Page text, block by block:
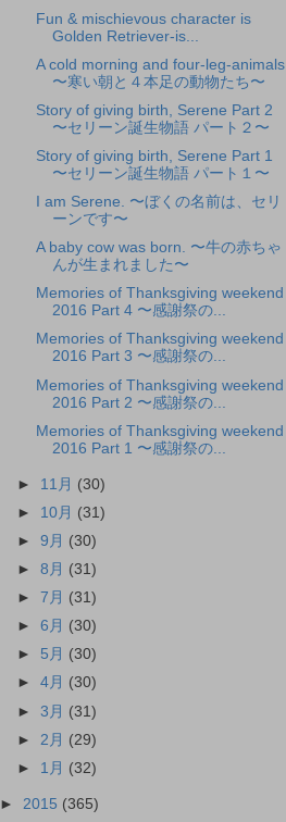
Fun & mischievous character is
Golden Retriever-is...
A cold morning and four-leg-animals
〜寒い朝と４本足の動物たち〜
Story of giving birth, Serene Part 2
〜セリーン誕生物語 パート２〜
Story of giving birth, Serene Part 1
〜セリーン誕生物語 パート１〜
I am Serene. 〜ぼくの名前は、セリ
ーンです〜
A baby cow was born. 〜牛の赤ちゃ
んが生まれました〜
Memories of Thanksgiving weekend
2016 Part 4 〜感謝祭の...
Memories of Thanksgiving weekend
2016 Part 3 〜感謝祭の...
Memories of Thanksgiving weekend
2016 Part 2 〜感謝祭の...
Memories of Thanksgiving weekend
2016 Part 1 〜感謝祭の...
► 11月 (30)
► 10月 (31)
►9月 (30)
►8月 (31)
►7月 (31)
►6月 (30)
► 5月 (30)
►4月 (30)
►3月 (31)
► 2月 (29)
► 1月 (32)
► 2015 (365)